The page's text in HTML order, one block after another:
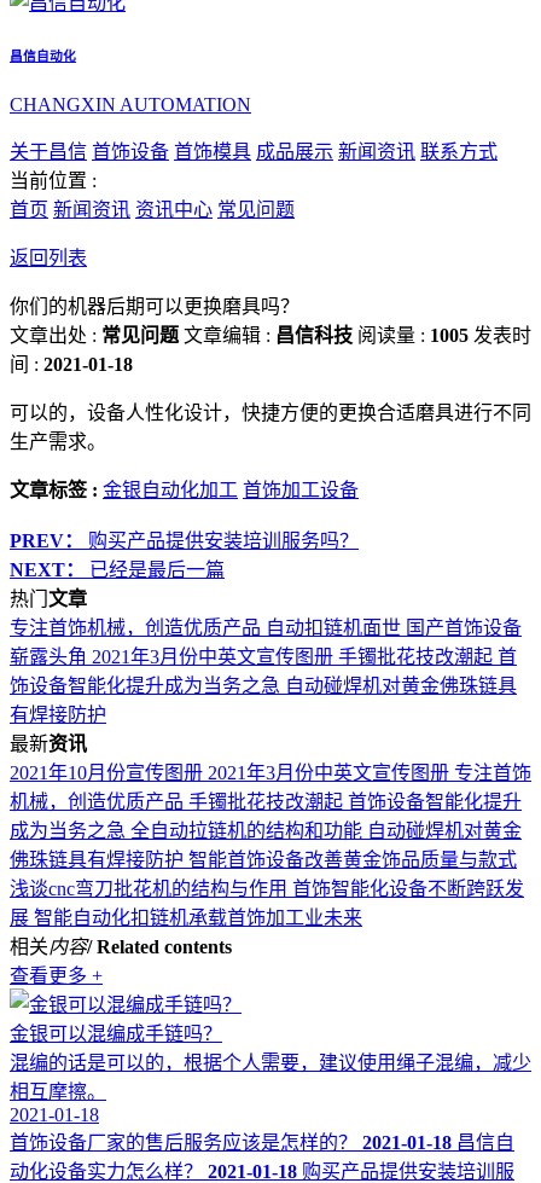
昌信自动化
CHANGXIN AUTOMATION
关于昌信 首饰设备 首饰模具 成品展示 新闻资讯 联系方式
当前位置 :
首页 新闻资讯 资讯中心 常见问题
返回列表
你们的机器后期可以更换磨具吗？
文章出处 : 常见问题 文章编辑 : 昌信科技 阅读量 : 1005 发表时
间 : 2021-01-18
可以的，设备人性化设计，快捷方便的更换合适磨具进行不同
生产需求。
文章标签 : 金银自动化加工 首饰加工设备
PREV：
购买产品提供安装培训服务吗？
NEXT：
已经是最后一篇
热门 文章
专注首饰机械，创造优质产品 自动扣链机面世 国产首饰设备
崭露头角 2021年3月份中英文宣传图册 手镯批花技改潮起 首
饰设备智能化提升成为当务之急 自动碰焊机对黄金佛珠链具
有焊接防护
最新资讯
2021年10月份宣传图册 2021年3月份中英文宣传图册 专注首饰
机械，创造优质产品 手镯批花技改潮起 首饰设备智能化提升
成为当务之急 全自动拉链机的结构和功能 自动碰焊机对黄金
佛珠链具有焊接防护 智能首饰设备改善黄金饰品质量与款式
浅谈cnc弯刀批花机的结构与作用 首饰智能化设备不断跨跃发
展 智能自动化扣链机承载首饰加工业未来
相关内容/ Related contents
查看更多 +
金银可以混编成手链吗？
混编的话是可以的，根据个人需要，建议使用绳子混编，减少
相互摩擦。
2021-01-18
首饰设备厂家的售后服务应该是怎样的？
2021-01-18 昌信自
动化设备实力怎么样？
2021-01-18 购买产品提供安装培训服